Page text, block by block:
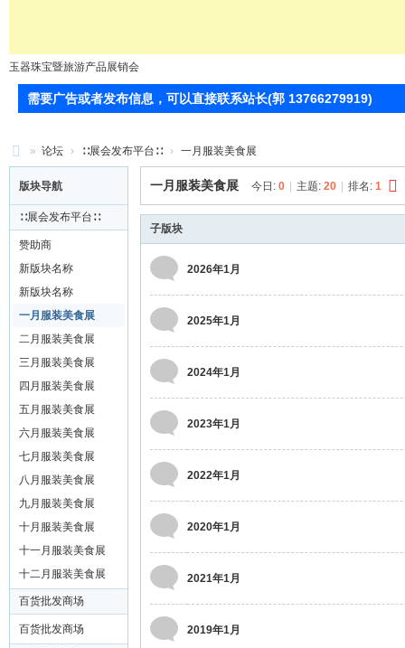
玉器珠宝暨旅游产品展销会
需要广告或者发布信息，可以直接联系站长(郭 13766279919)
71
0
服
玉
石
展
销
会
» 论坛 › ∷展会发布平台∷ › 一月服装美食展
版块导航
∷展会发布平台∷
赞助商
新版块名称
新版块名称
一月服装美食展
二月服装美食展
三月服装美食展
四月服装美食展
五月服装美食展
六月服装美食展
七月服装美食展
八月服装美食展
九月服装美食展
十月服装美食展
十一月服装美食展
十二月服装美食展
百货批发商场
百货批发商场
一月服装美食展 今日: 0 | 主题: 20 | 排名: 1
子版块
2026年1月
2025年1月
2024年1月
2023年1月
2022年1月
2020年1月
2021年1月
2019年1月